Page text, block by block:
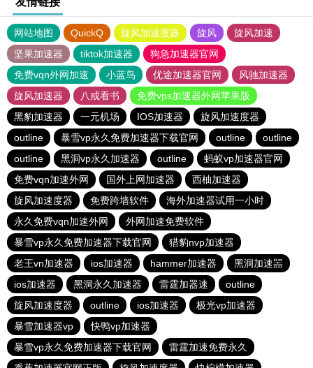
网站地图 QuickQ 旋风加速度器 旋风
旋风加速
坚果加速器
tiktok加速器
狗急加速器官网
免费vqn外网加速
小蓝鸟 优途加速器官网
风驰加速器
旋风加速器
八戒看书
免费vps加速器外网苹果版
黑豹加速器
一元机场 IOS加速器
旋风加速度器
outline
暴雪vp永久免费加速器下载官网 outline
outline
outline
黑洞vp永久加速器 outline
蚂蚁vp加速器官网
免费vqn加速外网
国外上网加速器
西柚加速器
旋风加速度器
免费跨墙软件
海外加速器试用一小时
永久免费vqn加速外网
外网加速免费软件
暴雪vp永久免费加速器下载官网
猎豹nvp加速器
老王vn加速器
ios加速器 hammer加速器
黑洞加速噐
ios加速器
黑洞永久加速器 雷霆加器速
outline
旋风加速度器
outline ios加速器
极光vp加速器
暴雪加速器vp
快鸭vp加速器
暴雪vp永久免费加速器下载官网
雷霆加速免费永久